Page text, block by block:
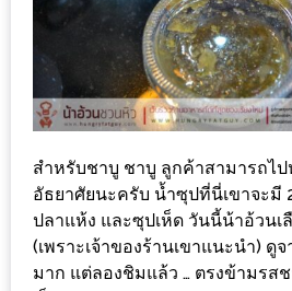
อ้วน
ชวน
หิว
เจ้าของ
ร้าน
แนะนำ
ร้าน
เพื่อน
สำหรับชาบู ชาบู ลูกค้าสามารถไ
อัธยาศัยนะครับ น้ำซุปที่นี่เขาจะมี
ปลาแห้ง และซุปเห็ด วันนี้น้าอ้วนเ
(เพราะเจ้าของร้านเขาแนะนำ) ดู
มาก แต่ลองชิมแล้ว … ตรงข้ามรส